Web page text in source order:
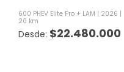
600 PHEV Elite Pro + LAM
2026
20 km
$22.480.000